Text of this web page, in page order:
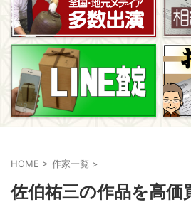
HOME > 作家一覧 >
佐伯祐三の作品を高価